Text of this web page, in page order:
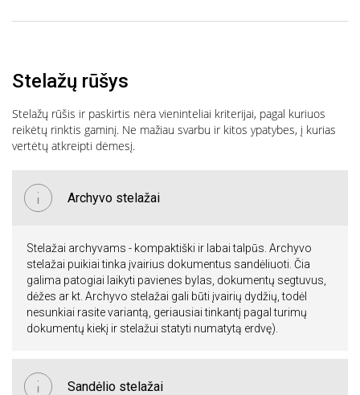
Stelažų rūšys
Stelažų rūšis ir paskirtis nėra vieninteliai kriterijai, pagal kuriuos
reikėtų rinktis gaminį. Ne mažiau svarbu ir kitos ypatybes, į kurias
vertėtų atkreipti dėmesį.
Archyvo stelažai
Stelažai archyvams - kompaktiški ir labai talpūs. Archyvo
stelažai puikiai tinka įvairius dokumentus sandėliuoti. Čia
galima patogiai laikyti pavienes bylas, dokumentų segtuvus,
dėžes ar kt. Archyvo stelažai gali būti įvairių dydžių, todėl
nesunkiai rasite variantą, geriausiai tinkantį pagal turimų
dokumentų kiekį ir stelažui statyti numatytą erdvę).
Sandėlio stelažai